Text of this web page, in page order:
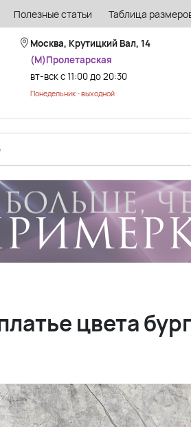
Полезные статьи Таблица
Москва, Крутицкий Вал, 14
(М)Пролетарская
вт-вск с 11:00 до 20:30
Понедельник - выходной
цвета